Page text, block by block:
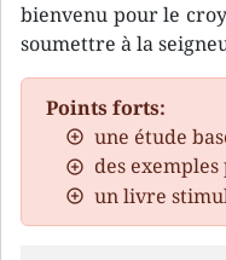
bienvenu pour le
soumettre à la
Points forts:
une étude
des
un livre